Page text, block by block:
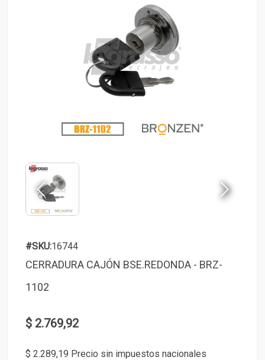
#SKU:16744
CERRADURA CAJÓN BSE.REDONDA - BRZ-
1102
$ 2.769,92
$ 2.289,19 Precio sin impuestos nacionales